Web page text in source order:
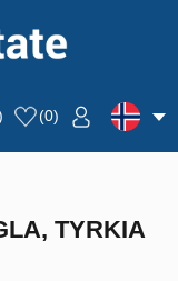
(0)
TYRKIA